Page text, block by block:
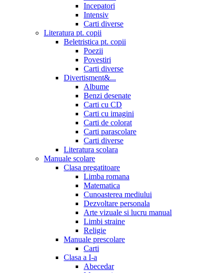
Incepatori
Intensiv
Carti diverse
Literatura pt. copii
Beletristica pt. copii
Poezii
Povestiri
Carti diverse
Divertisment&...
Albume
Benzi desenate
Carti cu CD
Carti cu imagini
Carti de colorat
Carti parascolare
Carti diverse
Literatura scolara
Manuale scolare
Clasa pregatitoare
Limba romana
Matematica
Cunoasterea mediului
Dezvoltare personala
Arte vizuale si lucru manual
Limbi straine
Religie
Manuale prescolare
Carti
Clasa a I-a
Abecedar